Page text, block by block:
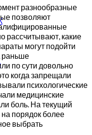
разнообразные
позволяют
рассчитывают, какие
могут подойти
раньше
по сути довольно
когда запрещали
психологические
медицинские
боль. На текущий
порядок более
выбрать